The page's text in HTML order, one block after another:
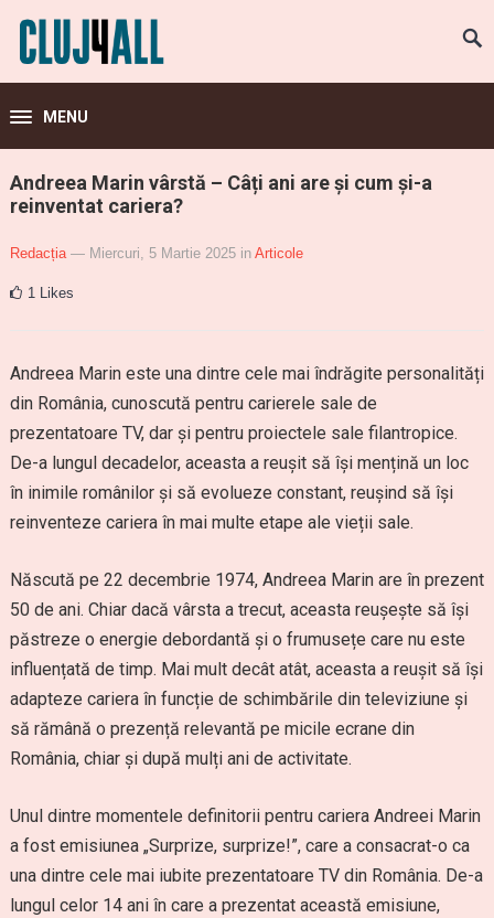
MENU
Andreea Marin vârstă – Câți ani are și cum și-a
reinventat cariera?
Redacția — Miercuri, 5 Martie 2025 in Articole
1 Likes
Andreea Marin este una dintre cele mai îndrăgite personalități
din România, cunoscută pentru carierele sale de
prezentatoare TV, dar și pentru proiectele sale filantropice.
De-a lungul decadelor, aceasta a reușit să își mențină un loc
în inimile românilor și să evolueze constant, reușind să își
reinventeze cariera în mai multe etape ale vieții sale.
Născută pe 22 decembrie 1974, Andreea Marin are în prezent
50 de ani. Chiar dacă vârsta a trecut, aceasta reușește să își
păstreze o energie debordantă și o frumusețe care nu este
influențată de timp. Mai mult decât atât, aceasta a reușit să își
adapteze cariera în funcție de schimbările din televiziune și
să rămână o prezență relevantă pe micile ecrane din
România, chiar și după mulți ani de activitate.
Unul dintre momentele definitorii pentru cariera Andreei Marin
a fost emisiunea „Surprize, surprize!”, care a consacrat-o ca
una dintre cele mai iubite prezentatoare TV din România. De-a
lungul celor 14 ani în care a prezentat această emisiune,